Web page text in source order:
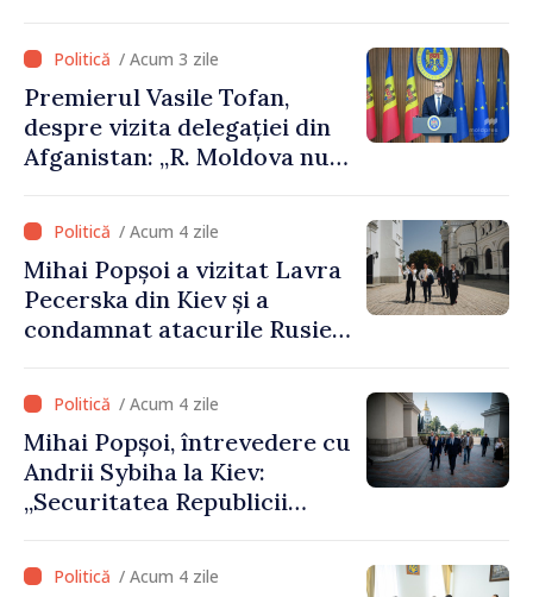
/ Acum 3 zile
Premierul Vasile Tofan,
despre vizita delegației din
Afganistan: „R. Moldova nu
talibană. Aprobarea acestei
vizite a fost o eroare de
evaluare și de coordonare
instituțională”
/ Acum 4 zile
Mihai Popșoi a vizitat Lavra
Pecerska din Kiev și a
condamnat atacurile Rusiei
cultural al Ucrainei
/ Acum 4 zile
Mihai Popșoi, întrevedere cu
Andrii Sybiha la Kiev:
„Securitatea Republicii
de securitatea Ucrainei”
/ Acum 4 zile